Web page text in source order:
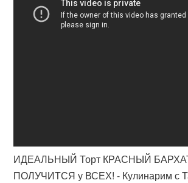
ИДЕАЛЬНЫЙ Торт КРАСНЫЙ
ПОЛУЧИТСЯ у ВСЕХ! - Кулинарим с